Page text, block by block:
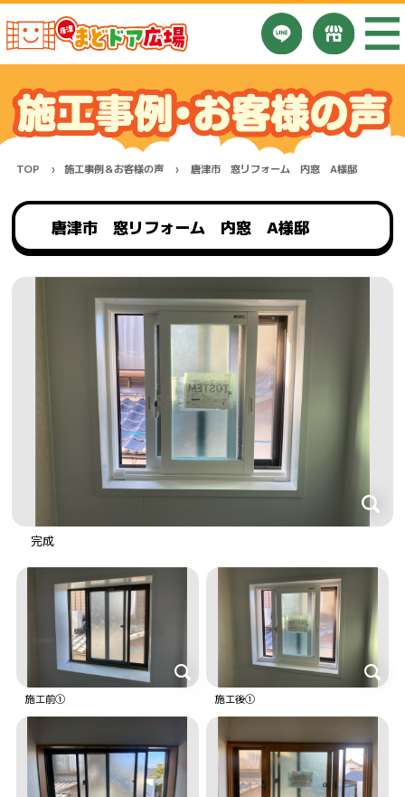
TOP 施工事例＆お客様の声 唐津市 窓リフォーム 内窓 A様邸
唐津市 窓リフォーム 内窓 A様邸
完成
施工前① 施工後①